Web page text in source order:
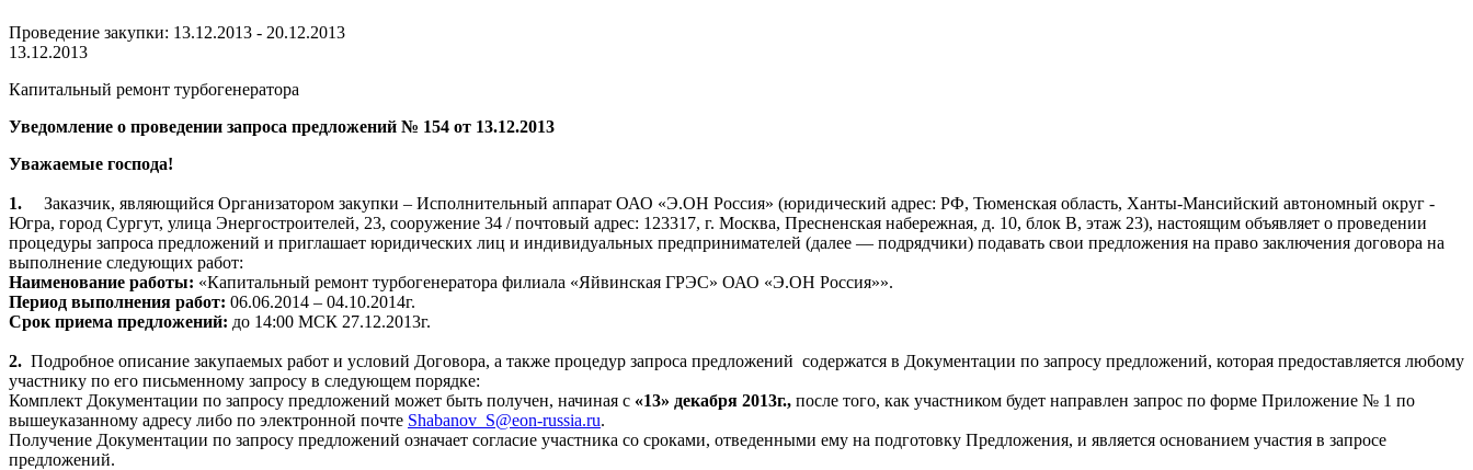
Проведение закупки: 13.12.2013 - 20.12.2013
13.12.2013
Капитальный ремонт турбогенератора
Уведомление о проведении запроса предложений № 154 от 13.12.2013
Уважаемые господа!
1. Заказчик, являющийся Организатором закупки – Исполнительный аппарат ОАО «Э.ОН Россия» (юридический адрес: РФ, Тюменская область, Ханты-Мансийский автономный округ -
Югра, город Сургут, улица Энергостроителей, 23, сооружение 34 / почтовый адрес: 123317, г. Москва, Пресненская набережная, д. 10, блок B, этаж 23), настоящим объявляет о проведении
процедуры запроса предложений и приглашает юридических лиц и индивидуальных предпринимателей (далее — подрядчики) подавать свои предложения на право заключения договора на
выполнение следующих работ:
Наименование работы: «Капитальный ремонт турбогенератора филиала «Яйвинская ГРЭС» ОАО «Э.ОН Россия»».
Период выполнения работ: 06.06.2014 – 04.10.2014г.
Срок приема предложений: до 14:00 МСК 27.12.2013г.
2. Подробное описание закупаемых работ и условий Договора, а также процедур запроса предложений содержатся в Документации по запросу предложений, которая предоставляется любому
участнику по его письменному запросу в следующем порядке:
Комплект Документации по запросу предложений может быть получен, начиная с «13» декабря 2013г., после того, как участником будет направлен запрос по форме Приложение № 1 по
вышеуказанному адресу либо по электронной почте Shabanov S@eon-russia.ru.
Получение Документации по запросу предложений означает согласие участника со сроками, отведенными ему на подготовку Предложения, и является основанием участия в запросе
предложений.